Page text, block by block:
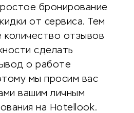
бронирование
от сервиса. Тем
количество отзывов
сделать
о работе
мы просим вас
вашим личным
на Hotellook.